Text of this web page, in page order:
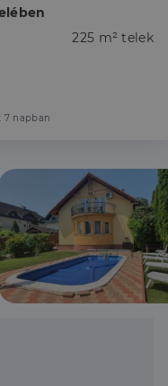
225 m² telek
7 napban